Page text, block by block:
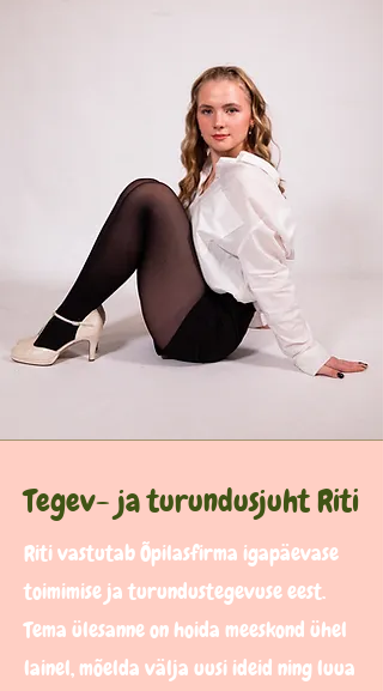
Tegev- ja turundusjuht Riti
Riti vastutab Õpilasfirma igapäevase
toimimise ja turundustegevuse eest.
Tema ülesanne on hoida meeskond ühel
lainel, mõelda välja uusi ideid ning luua